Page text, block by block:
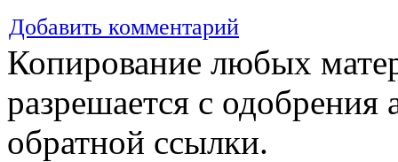
Добавить комментарий
Копирование любых
разрешается с
обратной ссылки.